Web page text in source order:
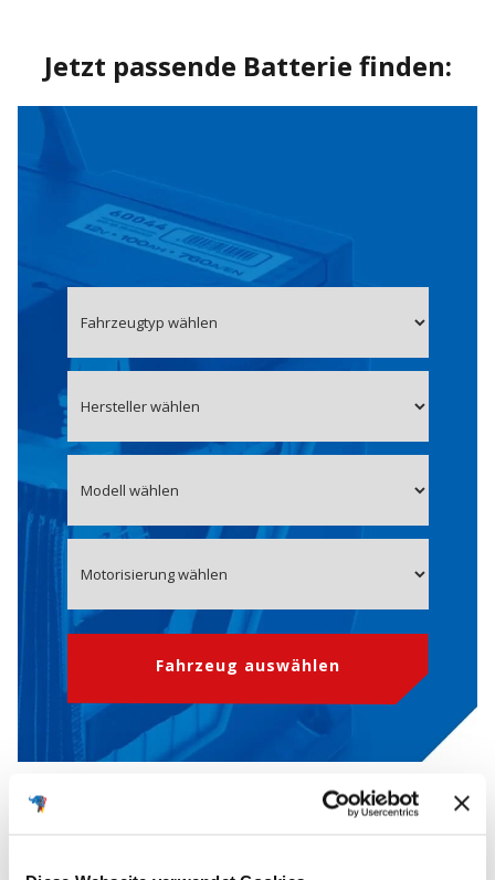
Jetzt passende Batterie finden:
Fahrzeug auswählen
OE-Nummer 7905525767